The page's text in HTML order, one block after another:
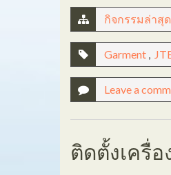
Share
กิจกรรมล่าสุด
Garment ,
Leave a
ติดตั้งเครื่